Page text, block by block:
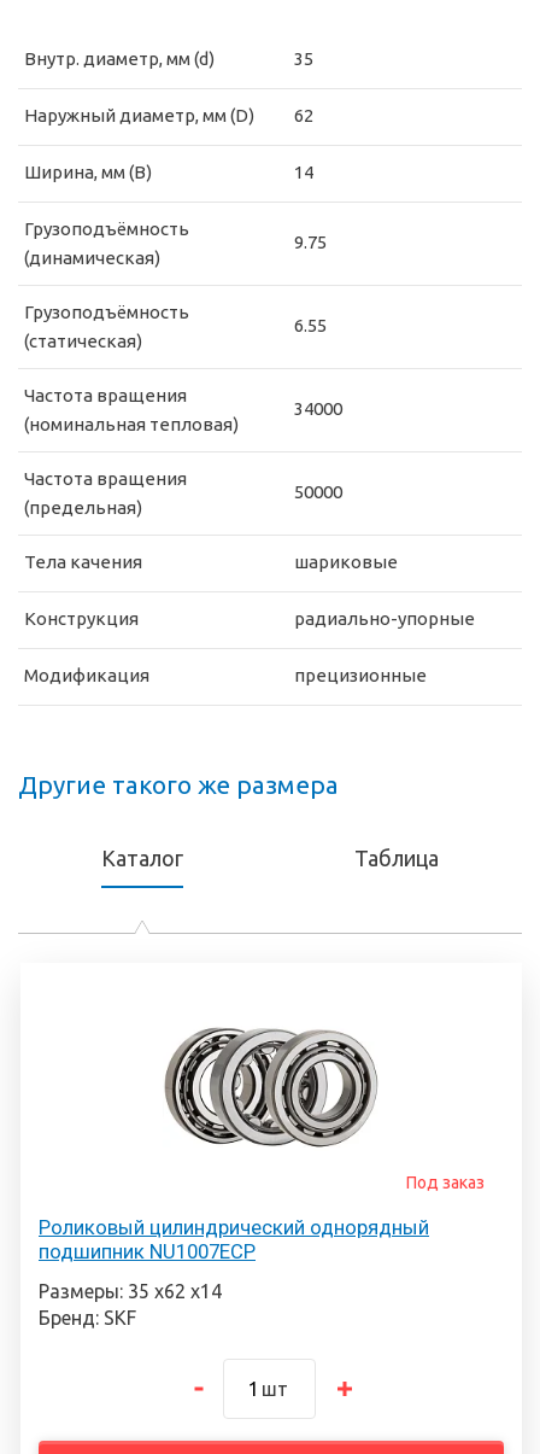
Внутр. диаметр, мм (d) 35
Наружный диаметр, мм (D) 62
Ширина, мм (B) 14
Грузоподъёмность
(динамическая)
9.75
Грузоподъёмность
(статическая)
6.55
Частота вращения
(номинальная тепловая)
34000
Частота вращения
(предельная)
50000
Тела качения шариковые
Конструкция радиально-упорные
Модификация прецизионные
Другие такого же размера
Каталог Таблица
Роликовый цилиндрический однорядный
подшипник NU1007ECP
Под заказ
Размеры: 35 х62 х14
Бренд: SKF
шт